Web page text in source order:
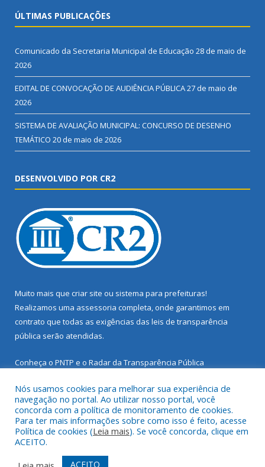
ÚLTIMAS PUBLICAÇÕES
Comunicado da Secretaria Municipal de Educação 28 de maio de
2026
EDITAL DE CONVOCAÇÃO DE AUDIÊNCIA PÚBLICA27 de maio de
2026
SISTEMA DE AVALIAÇÃO MUNICIPAL: CONCURSO DE DESENHO
TEMÁTICO 20 de maio de 2026
DESENVOLVIDO POR CR2
Muito mais que criar site ou sistema para prefeituras!
Realizamos uma assessoria completa, onde garantimos em
contrato que todas as exigências das leis de transparência
pública serão atendidas.
Conheça o PNTP e o Radar da Transparência Pública
Todos os direitos reservados a Prefeitura Municipal de Santarém
Novo.
Mapa do Site Acessar Área Administrativa
Nós usamos cookies para melhorar sua experiência de
navegação no portal. Ao utilizar nosso portal, você
concorda com a política de monitoramento de cookies.
Para ter mais informações sobre como isso é feito, acesse
Política de cookies (Leia mais). Se você concorda, clique em
ACEITO.
ACEITO